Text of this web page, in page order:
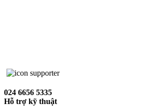
024 6656 5335
Hỗ trợ kỹ thuật